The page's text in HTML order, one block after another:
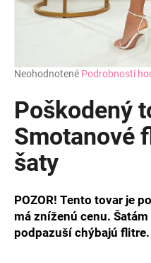
Priemerné
produktu
je
0,0
z
5
hviezdičiek.
Neohodnotené Podrobnosti
Poškodený
Smotanové
šaty
POZOR! Tento tovar je
má zníženú cenu.
podpazuší chýbajú flitre.